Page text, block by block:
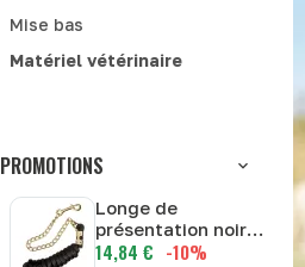
Mise bas
Matériel vétérinaire
PROMOTIONS
Longe de
présentation noire
et laiton - 2 m
14,84 € -10%